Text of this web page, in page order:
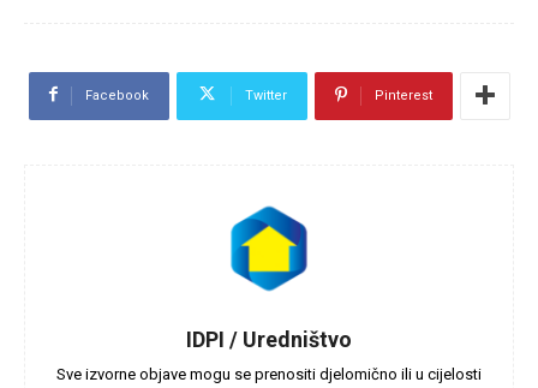
Facebook Twitter Pinterest
IDPI / Uredništvo
Sve izvorne objave mogu se prenositi djelomično ili u cijelosti